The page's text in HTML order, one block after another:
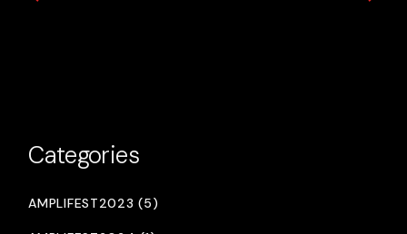
Categories
AMPLIFEST2023 (5)